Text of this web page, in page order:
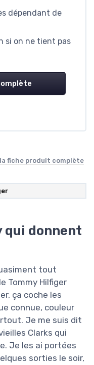
dépendant de
si on ne tient pas
fiche produit complète
qui donnent
tout
Tommy Hilfiger
ça coche les
connue, couleur
Je me suis dit
Clarks qui
Je les ai portées
sorties le soir,